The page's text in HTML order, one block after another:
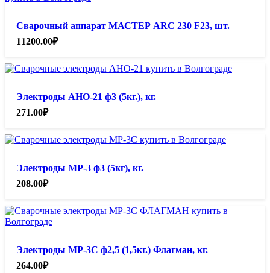
Сварочный аппарат МАСТЕР ARC 230 F23, шт.
11200.00₽
Электроды АНО-21 ф3 (5кг.), кг.
271.00₽
Электроды МР-3 ф3 (5кг), кг.
208.00₽
Электроды МР-3С ф2,5 (1,5кг.) Флагман, кг.
264.00₽